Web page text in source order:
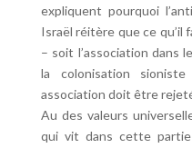
expliquent pourquoi
Israël réitère que ce qu’il
– soit l’association dans
la colonisation
association doit être
Au des valeurs
qui vit dans cette